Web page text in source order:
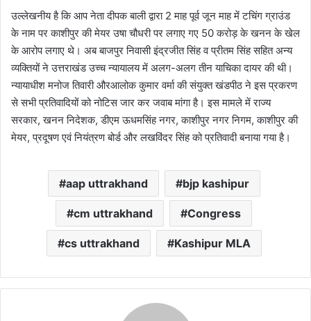
उल्लेखनीय है कि आप नेता दीपक बाली द्वारा 2 माह पूर्व जून माह में टचिंग ग्राउंड
के नाम पर काशीपुर की मेयर उषा चौधरी पर लगाए गए 50 करोड़ के खनन के खेल
के आरोप लगाए थे। अब बाजपुर निवासी इंद्रजीत सिंह व प्रीतम सिंह सहित अन्य
व्यक्तियों ने उत्तराखंड उच्च न्यायालय में अलग-अलग तीन याचिका दायर की थी।
न्यायाधीश मनोज तिवारी औरआलोक कुमार वर्मा की संयुक्त खंडपीठ ने इस प्रकरण
से सभी प्रतिवादियों को नोटिस जार कर जवाब मांगा है। इस मामले में राज्य
सरकार, खनन निदेशक, डीएम ऊधमसिंह नगर, काशीपुर नगर निगम, काशीपुर की
मेयर, प्रदूषण एवं नियंत्रण बोर्ड और लखविंदर सिंह को प्रतिवादी बनाया गया है।
aap uttrakhand bjp kashipur
cm uttrakhand Congress
cs uttrakhand Kashipur MLA